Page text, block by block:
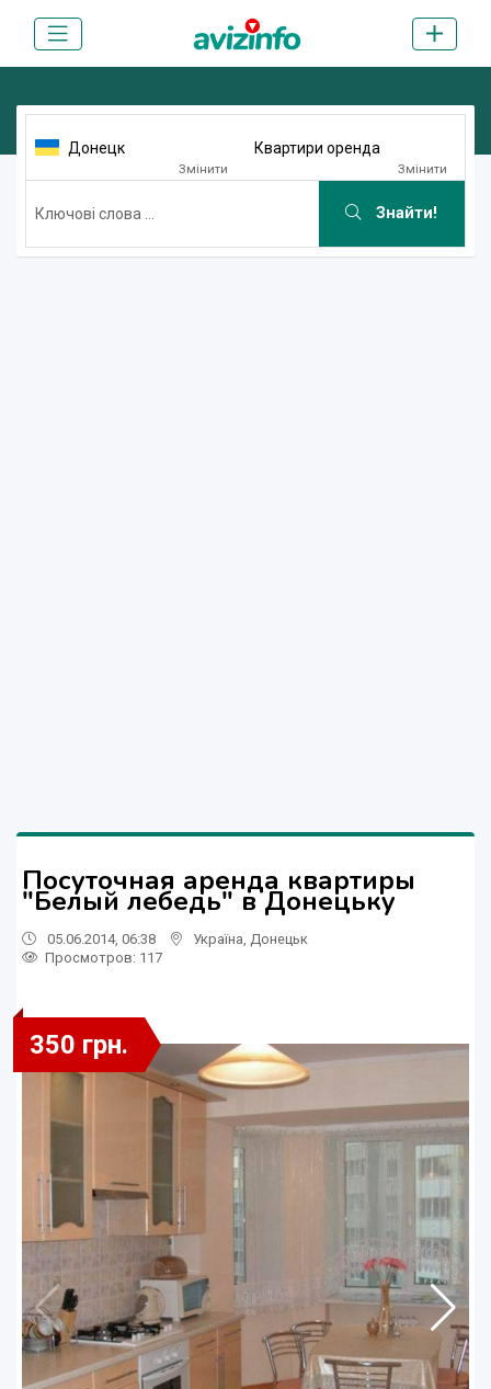
Донецк
Змінити
Квартири оренда
Змінити
Знайти!
Посуточная аренда квартиры
"Белый лебедь" в Донецьку
05.06.2014, 06:38 Україна Донецьк
Просмотров: 117
350 грн.